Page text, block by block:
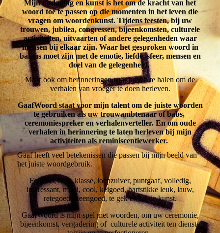
Mijn uitdaging en kunst is het om de kracht van het
woord toe te passen op die momenten in het leven die
vragen om woordenkunst. Tijdens feesten, bij uw
trouwen, jubilea, congressen, bijeenkomsten, culturele
activiteiten, uitvaarten of andere gelegenheden waar
mensen bij elkaar zijn. Waar het gesproken woord in
balans moet zijn met de emotie, liefde, sfeer, mensen en
doel van de gelegenheid.
Maar ook om herinneringen naar boven te halen om de
verhalen van vroeger te doen herleven.
GaafWoord staat voor mijn talent om de juiste woorden
te gebruiken als uw trouwambtenaar of babs,
ceremoniespreker en verhalenverteller. En om oude
verhalen in herinnering te laten herleven bij mijn
activiteiten als reminiscentiewerker.
Gaaf heeft veel betekenissen die passen bij mijn beeld van
het juiste woordgebruik.
Feilloos,heel, klasse, loepzuiver, puntgaaf, volledig,
interessant, mooi, cool, keigoed, hartstikke leuk, lauw,
retegoed,
steengoed, te gek en uit de kunst.
GaafWoord is mijn spel met woorden, om uw ceremonie,
bijeenkomst, vergadering of culturele activiteit ten dienste